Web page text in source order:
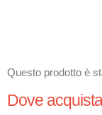
Questo prodotto è
Dove